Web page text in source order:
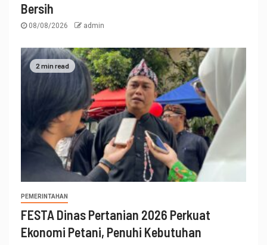
Bersih
08/08/2026 admin
2 min read
PEMERINTAHAN
FESTA Dinas Pertanian 2026 Perkuat
Ekonomi Petani, Penuhi Kebutuhan